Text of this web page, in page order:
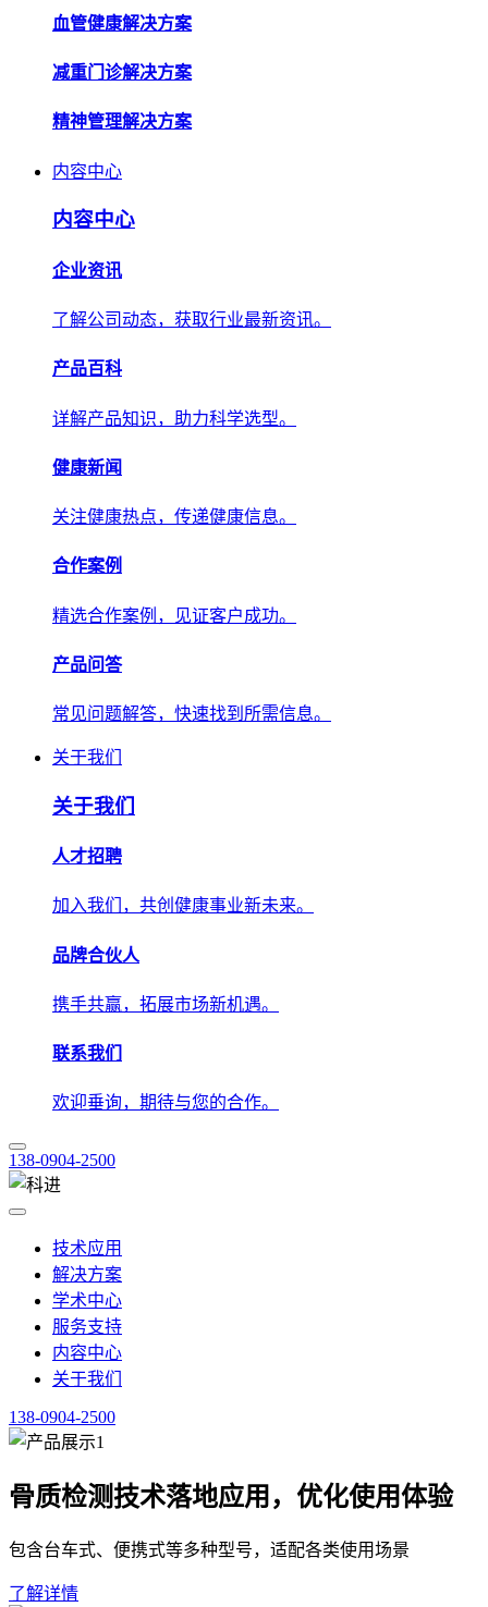
血管健康解决方案
减重门诊解决方案
精神管理解决方案
内容中心
内容中心
企业资讯
了解公司动态，获取行业最新资讯。
产品百科
详解产品知识，助力科学选型。
健康新闻
关注健康热点，传递健康信息。
合作案例
精选合作案例，见证客户成功。
产品问答
常见问题解答，快速找到所需信息。
关于我们
关于我们
人才招聘
加入我们，共创健康事业新未来。
品牌合伙人
携手共赢，拓展市场新机遇。
联系我们
欢迎垂询，期待与您的合作。
138-0904-2500
技术应用
解决方案
学术中心
服务支持
内容中心
关于我们
138-0904-2500
骨质检测技术落地应用，优化使用体验
包含台车式、便携式等多种型号，适配各类使用场景
了解详情